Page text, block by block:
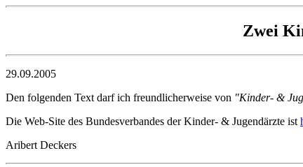
Zwei
29.09.2005
Den folgenden Text darf ich freundlicherweise von "Kinder- &
Die Web-Site des Bundesverbandes der Kinder- & Jugendärzte ist
Aribert Deckers